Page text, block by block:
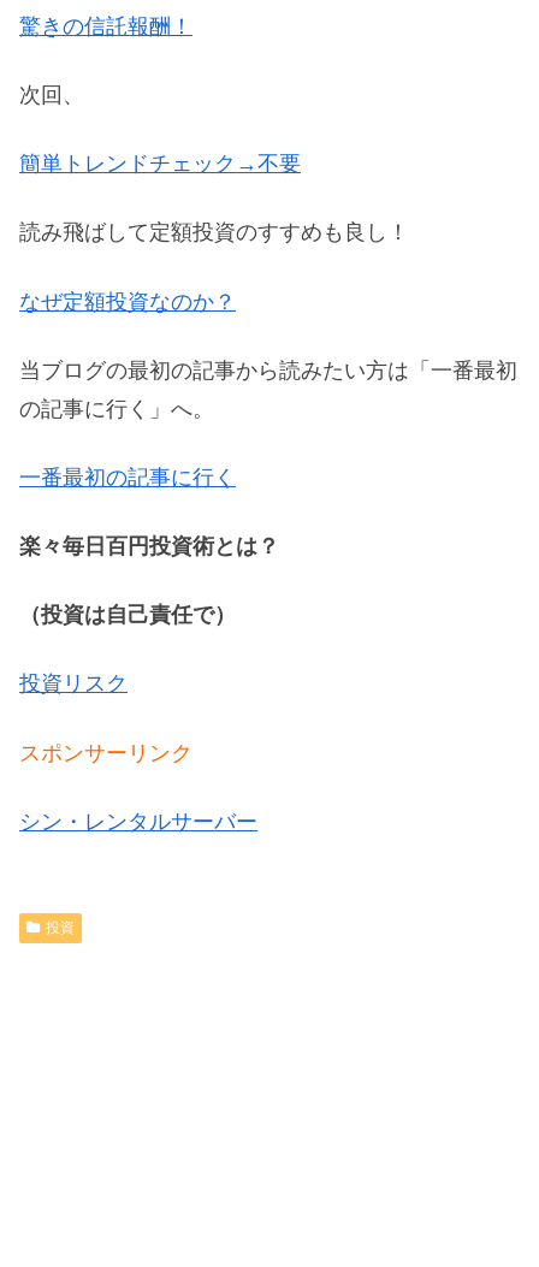
驚きの信託報酬！
次回、
簡単トレンドチェック→不要
読み飛ばして定額投資のすすめも良し！
なぜ定額投資なのか？
当ブログの最初の記事から読みたい方は「一番最初
の記事に行く」へ。
一番最初の記事に行く
楽々毎日百円投資術とは？
（投資は自己責任で）
投資リスク
スポンサーリンク
シン・レンタルサーバー
投資